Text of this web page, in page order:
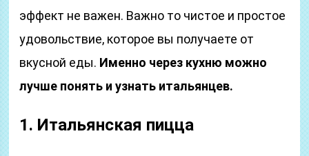
эффект не важен. Важно то чистое и простое
удовольствие, которое вы получаете от
вкусной еды. Именно через кухню можно
лучше понять и узнать итальянцев.
1. Итальянская пицца